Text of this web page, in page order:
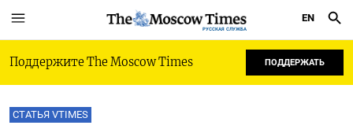
РУССКАЯ СЛУЖБА
EN
Поддержите The Moscow Times ПОДДЕРЖАТЬ
СТАТЬЯ VTIMES